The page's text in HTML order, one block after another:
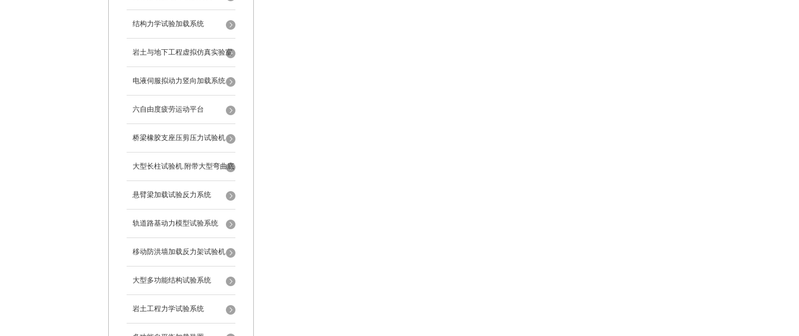
结构力学试验加载系统
岩土与地下工程虚拟仿真实验室
电液伺服拟动力竖向加载系统
六自由度疲劳运动平台
桥梁橡胶支座压剪压力试验机
大型长柱试验机.附带大型弯曲底
座
悬臂梁加载试验反力系统
轨道路基动力模型试验系统
移动防洪墙加载反力架试验机
大型多功能结构试验系统
岩土工程力学试验系统